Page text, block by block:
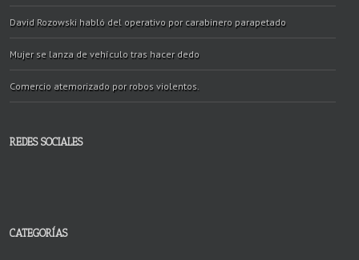
David Rozowski habló del operativo por carabinero parapetado
Mujer se lanza de vehículo tras hacer dedo
Comercio atemorizado por robos violentos.
REDES SOCIALES
CATEGORÍAS